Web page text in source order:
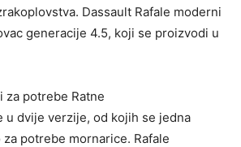
Dassault Rafale moderni
generacije 4.5, koji se proizvodi u
za potrebe Ratne
u dvije verzije, od kojih se jedna
potrebe mornarice. Rafale